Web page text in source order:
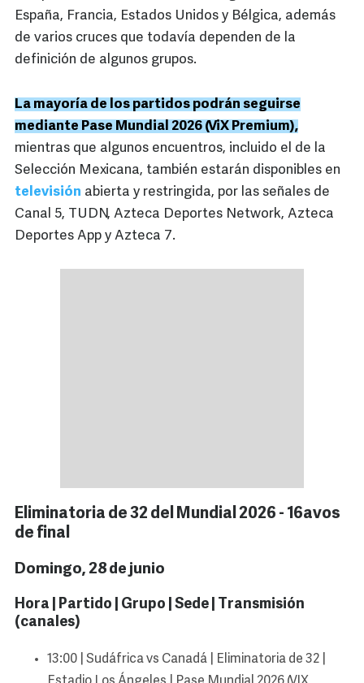
España, Francia, Estados Unidos y Bélgica, además
de varios cruces que todavía dependen de la
definición de algunos grupos.
La mayoría de los partidos podrán seguirse
mediante Pase Mundial 2026 (ViX Premium),
mientras que algunos encuentros, incluido el de la
Selección Mexicana, también estarán disponibles en
televisión abierta y restringida, por las señales de
Canal 5, TUDN, Azteca Deportes Network, Azteca
Deportes App y Azteca 7.
Eliminatoria de 32 del Mundial 2026 - 16avos
de final
Domingo, 28 de junio
Hora | Partido | Grupo | Sede | Transmisión
(canales)
13:00 | Sudáfrica vs Canadá | Eliminatoria de 32 |